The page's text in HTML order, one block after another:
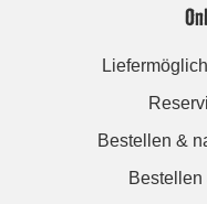
Bestellen &
Bestellen